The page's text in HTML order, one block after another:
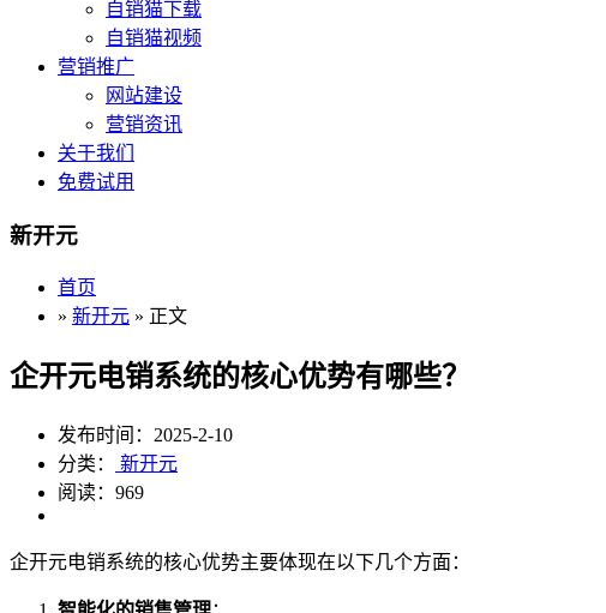
自销猫下载
自销猫视频
营销推广
网站建设
营销资讯
关于我们
免费试用
新开元
首页
» 新开元 » 正文
企开元电销系统的核心优势有哪些？
发布时间：2025-2-10
分类：
新开元
阅读：969
企开元电销系统的核心优势主要体现在以下几个方面：